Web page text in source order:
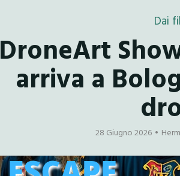
Dai
DroneArt
arriva a
28 Giugno 2026